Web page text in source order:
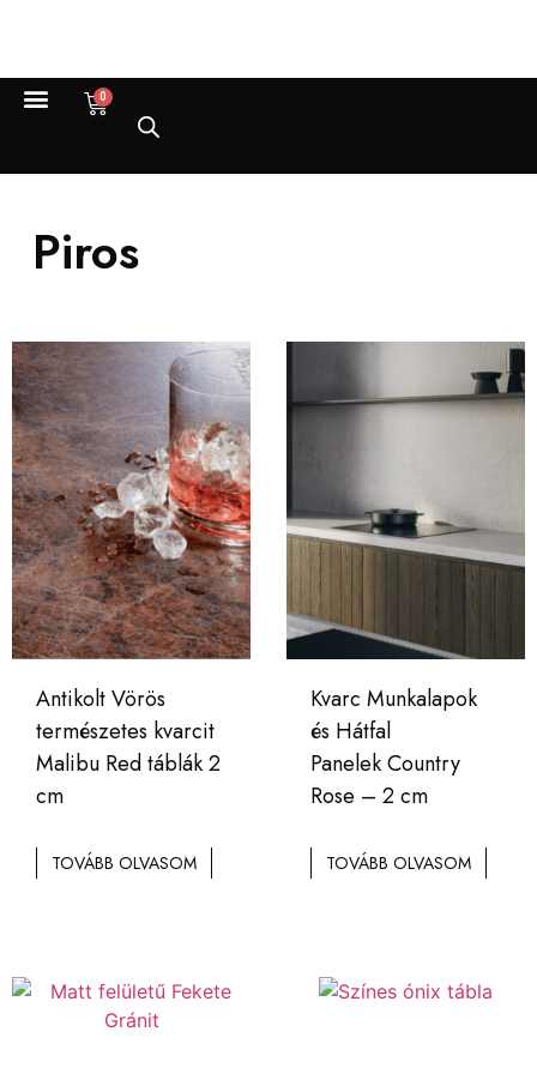
0
Piros
Antikolt Vörös
természetes kvarcit
Malibu Red táblák 2
cm
TOVÁBB OLVASOM
Kvarc Munkalapok
és Hátfal
Panelek Country
Rose – 2 cm
TOVÁBB OLVASOM